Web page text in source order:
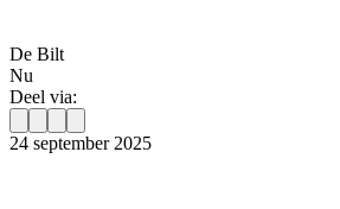
De Bilt
Nu
Deel via:
24 september 2025